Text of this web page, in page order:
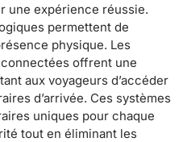
une expérience réussie.
permettent de
physique. Les
offrent une
aux voyageurs d’accéder
d’arrivée. Ces systèmes
uniques pour chaque
tout en éliminant les